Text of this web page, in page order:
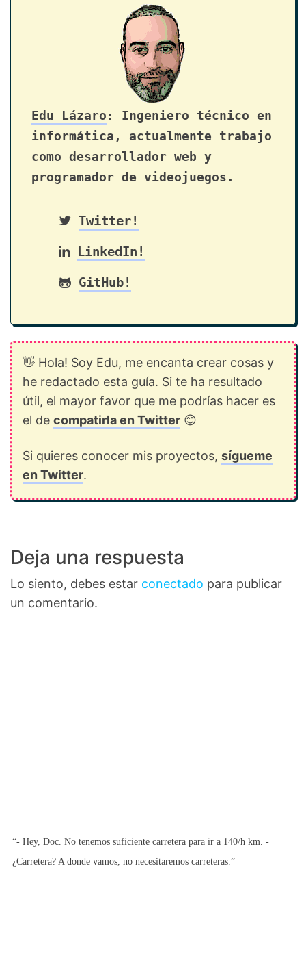
Edu Lázaro : Ingeniero técnico en
informática, actualmente trabajo
como desarrollador web y
programador de videojuegos.
Twitter!
LinkedIn!
GitHub!
👋 Hola! Soy Edu, me encanta crear cosas y
he redactado esta guía. Si te ha resultado
útil, el mayor favor que me podrías hacer es
el de compatirla en Twitter 😊
Si quieres conocer mis proyectos, sígueme
en Twitter.
Deja una respuesta
Lo siento, debes estar conectado para publicar
un comentario.
“- Hey, Doc. No tenemos suficiente carretera para ir a 140/h km. -
¿Carretera? A donde vamos, no necesitaremos carreteras.”